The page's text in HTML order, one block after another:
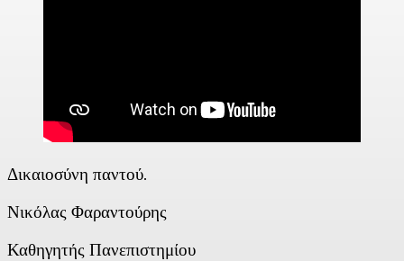
Δικαιοσύνη παντού.
Νικόλας Φαραντούρης
Καθηγητής Πανεπιστημίου